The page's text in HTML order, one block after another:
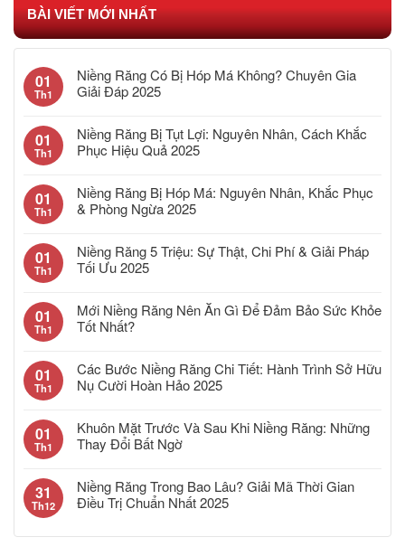
BÀI VIẾT MỚI NHẤT
01
Th1
Niềng Răng Có Bị Hóp Má Không? Chuyên Gia
Giải Đáp 2025
01
Th1
Niềng Răng Bị Tụt Lợi: Nguyên Nhân, Cách Khắc
Phục Hiệu Quả 2025
01
Th1
Niềng Răng Bị Hóp Má: Nguyên Nhân, Khắc Phục
& Phòng Ngừa 2025
01
Th1
Niềng Răng 5 Triệu: Sự Thật, Chi Phí & Giải Pháp
Tối Ưu 2025
01
Th1
Mới Niềng Răng Nên Ăn Gì Để Đảm Bảo Sức Khỏe
Tốt Nhất?
01
Th1
Các Bước Niềng Răng Chi Tiết: Hành Trình Sở Hữu
Nụ Cười Hoàn Hảo 2025
01
Th1
Khuôn Mặt Trước Và Sau Khi Niềng Răng: Những
Thay Đổi Bất Ngờ
31
Th12
Niềng Răng Trong Bao Lâu? Giải Mã Thời Gian
Điều Trị Chuẩn Nhất 2025